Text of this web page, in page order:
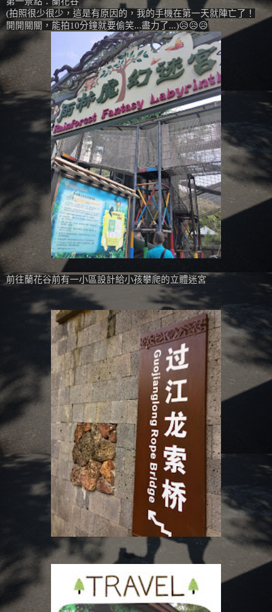
(拍照很少很少，這是有原因的，我的手機在第一天就陣亡了！
開開關關，能拍10分鐘就要偷笑...盡力了...)😥😥😥
前往蘭花谷前有一小區設計給小孩攀爬的立體迷宮